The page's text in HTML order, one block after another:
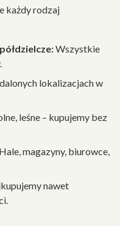
każdy rodzaj
Wszystkie
lokalizacjach w
leśne – kupujemy bez
Hale, magazyny, biurowce,
nawet